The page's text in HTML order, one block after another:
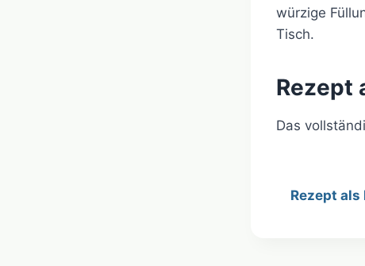
würzige
Tisch.
Rezept
Das
Rezept als